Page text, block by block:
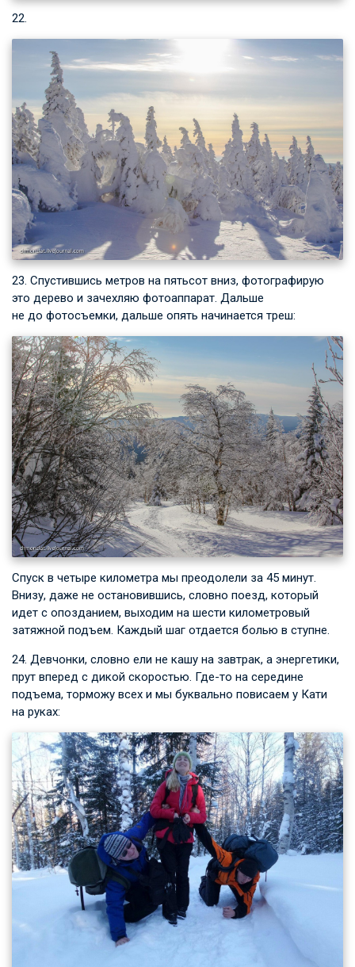
22.
23. Спустившись метров на пятьсот вниз, фотографирую
это дерево и зачехляю фотоаппарат. Дальше
не до фотосъемки, дальше опять начинается треш:
Спуск в четыре километра мы преодолели за 45 минут.
Внизу, даже не остановившись, словно поезд, который
идет с опозданием, выходим на шести километровый
затяжной подъем. Каждый шаг отдается болью в ступне.
24. Девчонки, словно ели не кашу на завтрак, а энергетики,
прут вперед с дикой скоростью. Где-то на середине
подъема, торможу всех и мы буквально повисаем у Кати
на руках: